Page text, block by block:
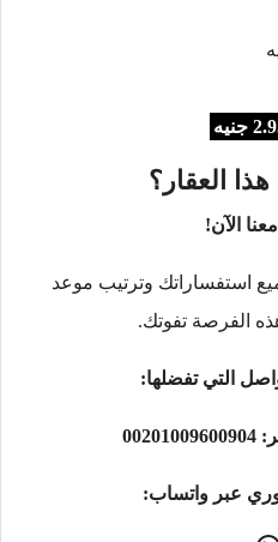
العقار؟
الآن!
استفساراتك وترتيب موعد
هذه الفرصة تفوتك.
التي تفضلها:
00201009600904
عبر واتساب: